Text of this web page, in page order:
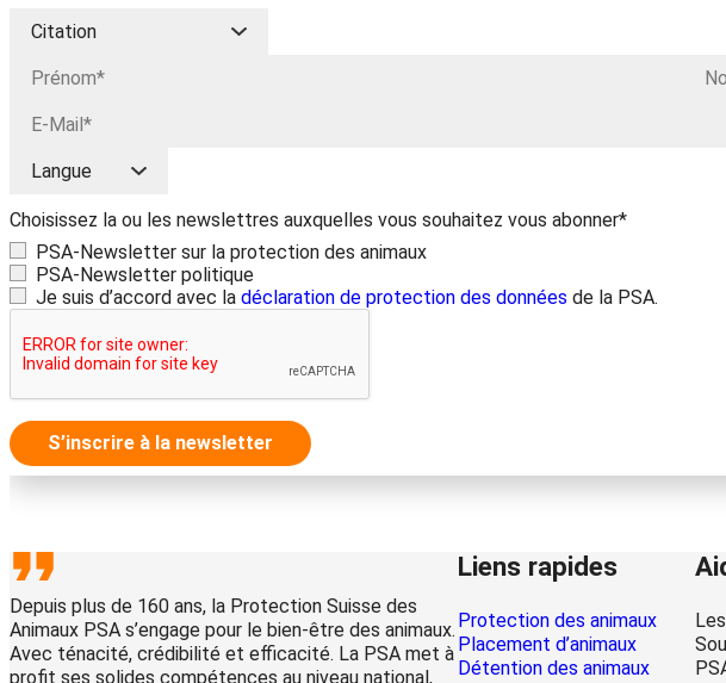
Choisissez la ou les newslettres auxquelles vous souhaitez vous abonner*
PSA-Newsletter sur la protection des animaux
PSA-Newsletter politique
Je suis d’accord avec la déclaration de protection des données de la PSA.
S’inscrire à la newsletter
Depuis plus de 160 ans, la Protection Suisse des
Animaux PSA s’engage pour le bien-être des animaux.
Avec ténacité, crédibilité et efficacité. La PSA met à
profit ses solides compétences au niveau national,
Liens rapides
Protection des animaux
Placement d’animaux
Détention des animaux